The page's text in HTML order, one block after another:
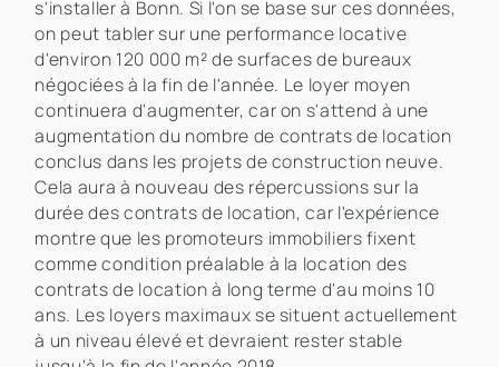
s'installer à Bonn. Si l'on se base sur ces données,
on peut tabler sur une performance locative
d'environ 120 000 m² de surfaces de bureaux
négociées à la fin de l'année. Le loyer moyen
continuera d'augmenter, car on s'attend à une
augmentation du nombre de contrats de location
conclus dans les projets de construction neuve.
Cela aura à nouveau des répercussions sur la
durée des contrats de location, car l'expérience
montre que les promoteurs immobiliers fixent
comme condition préalable à la location des
contrats de location à long terme d'au moins 10
ans. Les loyers maximaux se situent actuellement
à un niveau élevé et devraient rester stable